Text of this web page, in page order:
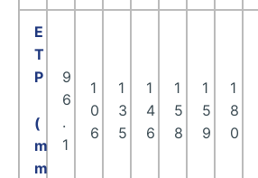
E
T
P
(
m
m
9
6
.
1
1
0
6
1
3
5
1
4
6
1
5
8
1
5
9
1
8
0